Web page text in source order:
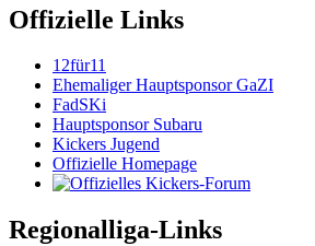
Offizielle Links
12für11
Ehemaliger Hauptsponsor GaZI
FadSKi
Hauptsponsor Subaru
Kickers Jugend
Offizielle Homepage
Regionalliga-Links